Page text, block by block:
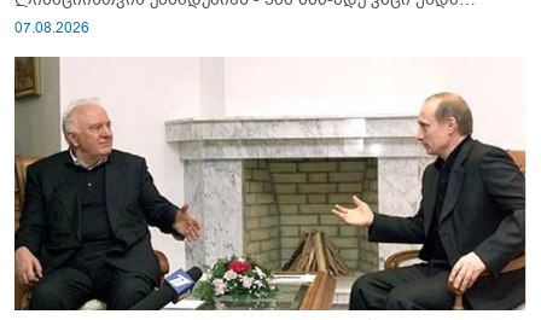
გაიწვიონ ომში"
07.08.2026